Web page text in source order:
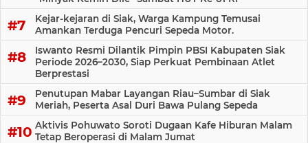
Kejar-kejaran di Siak, Warga Kampung Temusai
Amankan Terduga Pencuri Sepeda Motor.
Iswanto Resmi Dilantik Pimpin PBSI Kabupaten Siak
Periode 2026–2030, Siap Perkuat Pembinaan Atlet
Berprestasi
Penutupan Mabar Layangan Riau–Sumbar di Siak
Meriah, Peserta Asal Duri Bawa Pulang Sepeda
Aktivis Pohuwato Soroti Dugaan Kafe Hiburan Malam
Tetap Beroperasi di Malam Jumat